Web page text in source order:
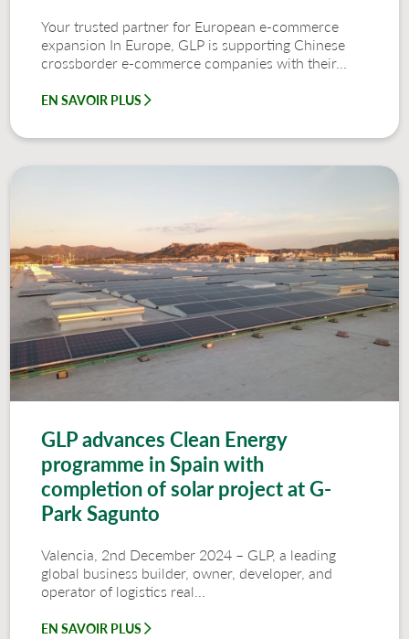
Your trusted partner for European e-commerce
expansion In Europe, GLP is supporting Chinese
crossborder e-commerce companies with their...
EN SAVOIR PLUS
GLP advances Clean Energy
programme in Spain with
completion of solar project at G-
Park Sagunto
Valencia, 2nd December 2024 – GLP, a leading
global business builder, owner, developer, and
operator of logistics real...
EN SAVOIR PLUS